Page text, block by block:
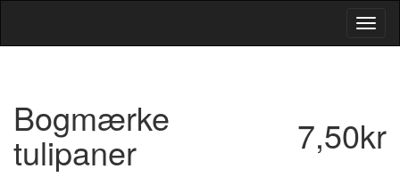
7,50kr
Bogmærke
tulipaner